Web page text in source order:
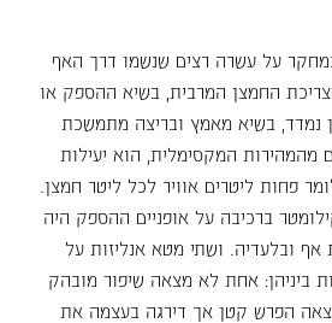
על עשרה רצים שנשמו דרך האף
החמצן המרבית, בשיא ההספק או
בשיא מאמץ ובריצה מתמשכת
מהמהירות המקסימלית, הוא יעילות
פחות ליטרים אוויר לכל ליטר חמצן.
ברכיבה על אופניים ההספק היה
ובלעדיה. ושתי מטא אנליזות על
ביניהן: אחת לא מצאה שיפור מובהק
מצאה הפרש קטן אך דירגה בעצמה את